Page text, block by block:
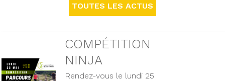
TOUTES LES ACTUS
COMPÉTITION
NINJA
Rendez-vous le lundi 25